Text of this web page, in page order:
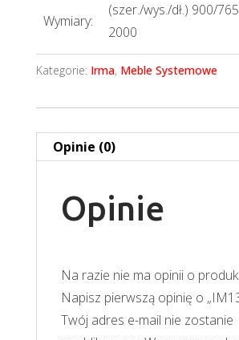
Wymiary:
(szer./wys./dł.) 900/
2000
Kategorie: Irma, Meble Systemowe
Opinie (0)
Opinie
Na razie nie ma opinii o
Napisz pierwszą opinię o
Twój adres e-mail nie zostanie